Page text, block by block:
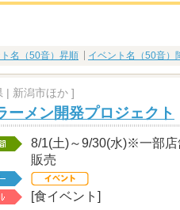
名（50音）昇順 イベント名（50音）
| 新潟市ほか ]
ーメン開発プロジェクト
8/1(土)～9/30(水)※一部
販売
[食イベント]